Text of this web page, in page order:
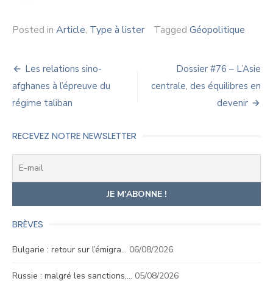
Posted in Article, Type à lister Tagged Géopolitique
Navigation
de
l’article
Les relations sino-
afghanes à l’épreuve du
régime taliban
Dossier #76 – L’Asie
centrale, des équilibres en
devenir
RECEVEZ NOTRE NEWSLETTER
BRÈVES
Bulgarie : retour sur l’émigra… 06/08/2026
Russie : malgré les sanctions,… 05/08/2026